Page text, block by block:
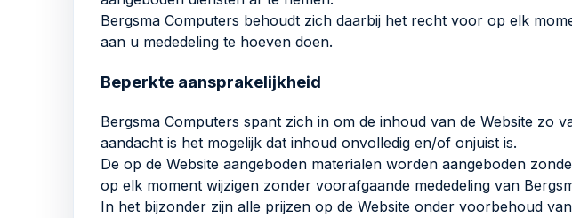
Bergsma Computers behoudt zich daarbij het recht voor op elk
aan u mededeling te hoeven doen.
Beperkte aansprakelijkheid
Bergsma Computers spant zich in om de inhoud van de Website zo
aandacht is het mogelijk dat inhoud onvolledig en/of onjuist is.
De op de Website aangeboden materialen worden aangeboden
op elk moment wijzigen zonder voorafgaande mededeling van
In het bijzonder zijn alle prijzen op de Website onder voorbehoud